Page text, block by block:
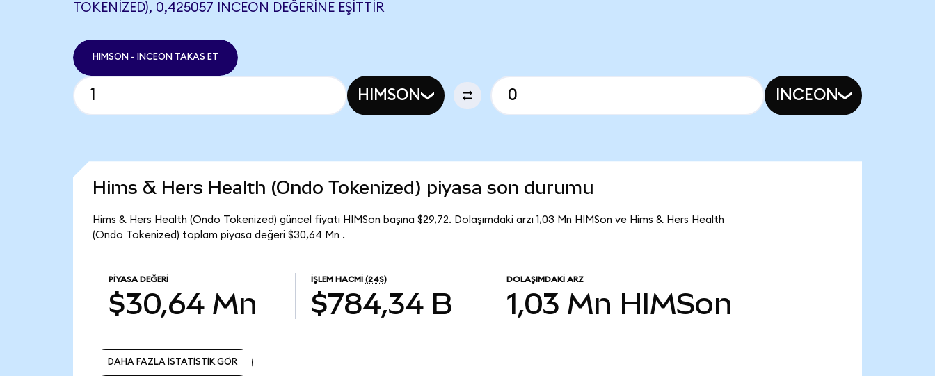
TOKENIZED), 0,425057 INCEON DEĞERINE EŞITTIR
HIMSON - INCEON TAKAS ET
HIMSON INCEON
Hims & Hers Health (Ondo Tokenized) piyasa son durumu
Hims & Hers Health (Ondo Tokenized) güncel fiyatı HIMSon başına $29,72. Dolaşımdaki arzı 1,03 Mn HIMSon ve Hims & Hers Health
(Ondo Tokenized) toplam piyasa değeri $30,64 Mn .
PIYASA DEĞERI
$30,64 Mn
İŞLEM HACMI (24S)
$784,34 B
DOLAŞIMDAKI ARZ
1,03 Mn HIMSon
DAHA FAZLA İSTATİSTİK GÖR